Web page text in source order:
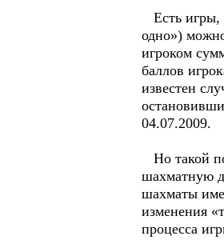
Есть игры,
одно»)
игроком
баллов
известен
04.07.2009.
Но такой
шахматную
шахматы
изменения
процесса